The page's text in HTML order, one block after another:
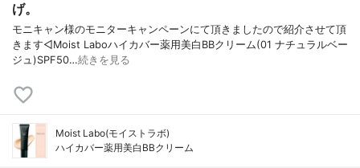
げ。
モニキャン様のモニターキャンペーンにて頂きましたので紹介させて頂
きます◁Moist Laboハイカバー薬用美白BBクリーム(01 ナチュラルベー
ジュ)SPF50…続きを見る
Moist Labo(モイストラボ)
ハイカバー薬用美白BBクリーム